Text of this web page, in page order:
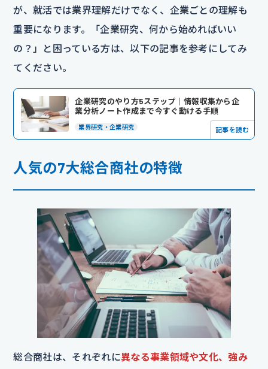
が、就活では業界理解だけでなく、企業ごとの理解も
重要になります。「企業研究、何から始めればいい
の？」と困っている方は、以下の記事を参考にしてみ
てください。
企業研究のやり方5ステップ｜情報収集から企
業分析ノート作成まで今すぐ動ける手順
業界研究・企業研究 記事を読む
人気の7大総合商社の特徴
総合商社は、それぞれに異なる事業領域や文化、強み